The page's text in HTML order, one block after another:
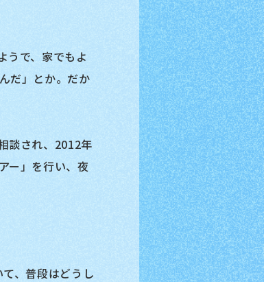
うで、家でもよ
だ」とか。だか
談され、2012年
ー」を行い、夜
、普段はどうし